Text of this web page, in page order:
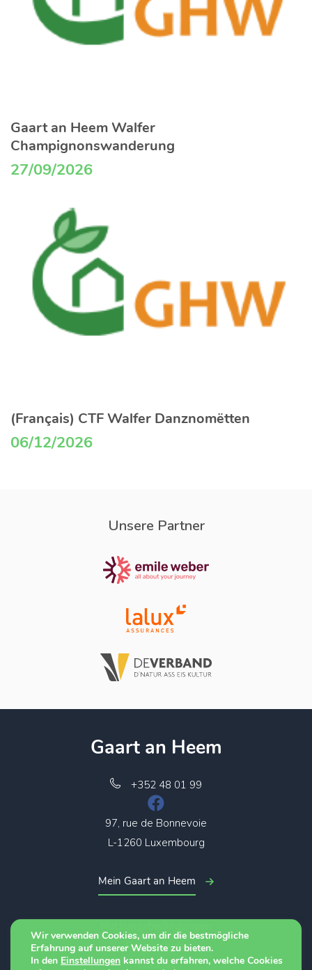
Gaart an Heem Walfer
Champignonswanderung
27/09/2026
(Français) CTF Walfer Danznomëtten
06/12/2026
Unsere Partner
Gaart an Heem
+352 48 01 99
97, rue de Bonnevoie
L-1260 Luxembourg
Mein Gaart an Heem
Datenschutz
Cookies
Wir verwenden Cookies, um dir die bestmögliche
Erfahrung auf unserer Website zu bieten.
In den Einstellungen kannst du erfahren, welche Cookies